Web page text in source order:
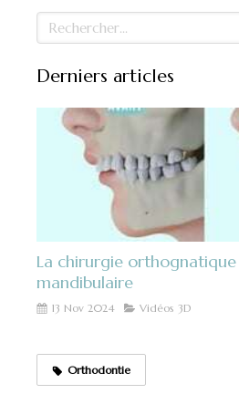
Rechercher
Derniers articles
La chirurgie
mandibulaire
13 Nov 2024 Vidéos 3D
Orthodontie